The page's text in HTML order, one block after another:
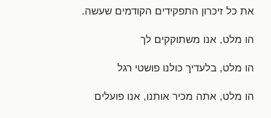
את כל זיכרון התפקידים הקודמים שעשה.
הו מלט, אנו משתוקקים לך
הו מלט, בלעדיך כולנו פושטי רגל
הו מלט, אתה מכיר אותנו, אנו פועלים